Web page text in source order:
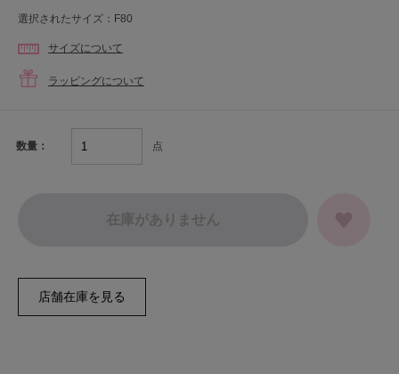
選択されたサイズ：F80
サイズについて
ラッピングについて
数量： 点
在庫がありません